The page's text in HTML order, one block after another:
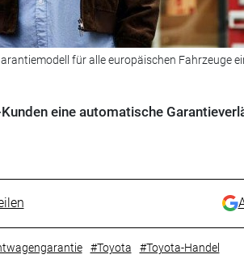
für alle europäischen Fahrzeuge
eine automatische
#Toyota #Toyota-Handel